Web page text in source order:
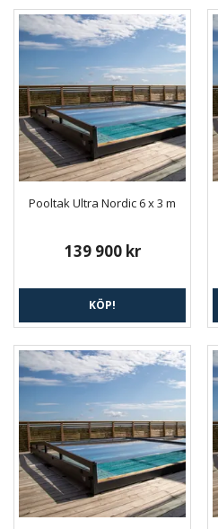
Pooltak Ultra Nordic 6 x 3 m
139 900 kr
KÖP!